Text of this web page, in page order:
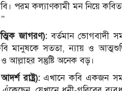
পরম কল্যাণকামী মন নিয়ে
জাগরণ):বর্তমান ভোগবাদী
মানুষকে সততা, ন্যায় ও
ও আল্লাহর সন্তুষ্টি অনেক বড়।
রাষ্ট্র):এখানে কবি একজন